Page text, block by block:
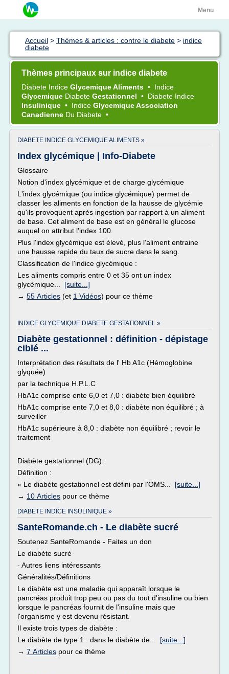
Menu
Accueil > Thèmes & articles : contre le diabete > indice
diabete
Thèmes principaux sur indice diabete
Diabete Indice Glycemique Aliments • Indice
Glycemique Diabete Gestationnel • Diabete Indice
Insulinique • Indice Glycemique Association
Canadienne Du Diabete •
DIABETE INDICE GLYCEMIQUE ALIMENTS »
Index glycémique | Info-Diabete
Glossaire
Notion d'index glycémique et de charge glycémique
L'index glycémique (ou indice glycémique) permet de
classer les aliments en fonction de la hausse de glycémie
qu'ils provoquent après ingestion par rapport à un aliment
de base. Cet aliment de base est en général le glucose
auquel on attribut l'index 100.
Plus l'index glycémique est élevé, plus l'aliment entraine
une hausse rapide du taux de sucre dans le sang.
Classification de l'indice glycémique :
Les aliments compris entre 0 et 35 ont un index
glycémique... [suite...]
→ 55 Articles (et 1 Vidéos) pour ce thème
INDICE GLYCEMIQUE DIABETE GESTATIONNEL »
Diabète gestationnel : définition - dépistage
ciblé ...
Interprétation des résultats de l' Hb A1c (Hémoglobine
glyquée)
par la technique H.P.L.C
HbA1c comprise ente 6,0 et 7,0 : diabète bien équilibré
HbA1c comprise ente 7,0 et 8,0 : diabète non équilibré ; à
surveiller
HbA1c supérieure à 8,0 : diabète non équilibré ; revoir le
traitement
Diabète gestationnel (DG) :
Définition :
« Le diabète gestationnel est défini par l'OMS... [suite...]
→ 10 Articles pour ce thème
DIABETE INDICE INSULINIQUE »
SanteRomande.ch - Le diabète sucré
Soutenez SanteRomande - Faites un don
Le diabète sucré
- Autres liens intéressants
Généralités/Définitions
Le diabète est une maladie qui apparaît lorsque le
pancréas produit trop peu ou pas du tout d'insuline ou bien
lorsque le pancréas fournit de l'insuline mais que
l'organisme y est devenu résistant.
Il existe trois types de diabète :
Le diabète de type 1 : dans le diabète de... [suite...]
→ 7 Articles pour ce thème